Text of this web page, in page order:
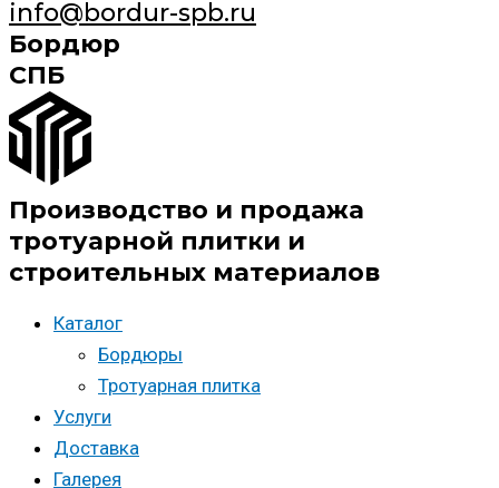
info@bordur-spb.ru
Бордюр
СПБ
Производство и продажа
тротуарной плитки и
строительных материалов
Каталог
Бордюры
Тротуарная плитка
Услуги
Доставка
Галерея